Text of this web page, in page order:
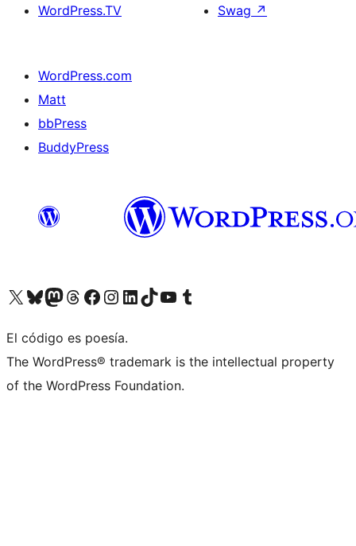
WordPress.TV
Swag ↗
WordPress.com
Matt
bbPress
BuddyPress
Visit our X (formerly Twitter) account
Visit our Bluesky account
Visita nuestra cuenta de Twitter
Visit our Threads account
Visita nuestra página de Facebook
Visite nuestra cuenta de Instagram
Visit our LinkedIn account
Visit our TikTok account
Visit our YouTube channel
Visit our Tumblr account
El código es poesía.
The WordPress® trademark is the intellectual property
of the WordPress Foundation.